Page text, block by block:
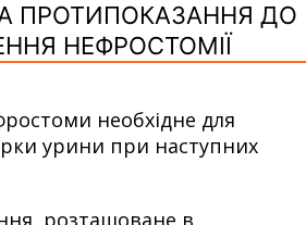
ПРОТИПОКАЗАННЯ ДО
НЕФРОСТОМІЇ
необхідне для
урини при наступних